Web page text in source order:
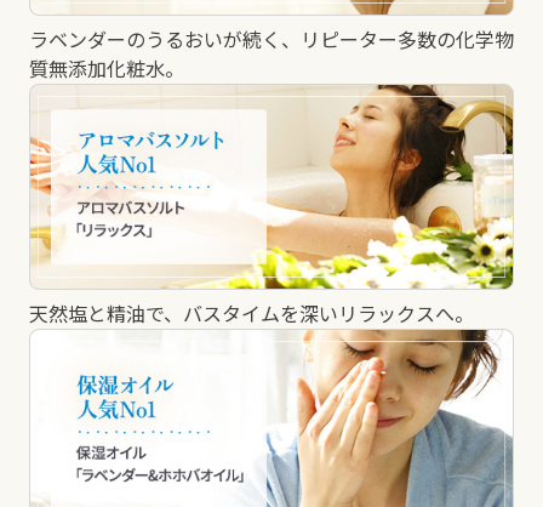
ラベンダーのうるおいが続く、リピーター多数の化学物
質無添加化粧水。
天然塩と精油で、バスタイムを深いリラックスへ。